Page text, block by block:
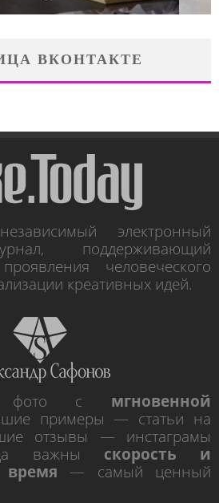
ВКОНТАКТЕ
электронный
поддерживающий
человеческого
креативных идей.
с мгновенной
примеры — статьи на
отзывы — инстаграмы
важны скорость и
время — самый ценный